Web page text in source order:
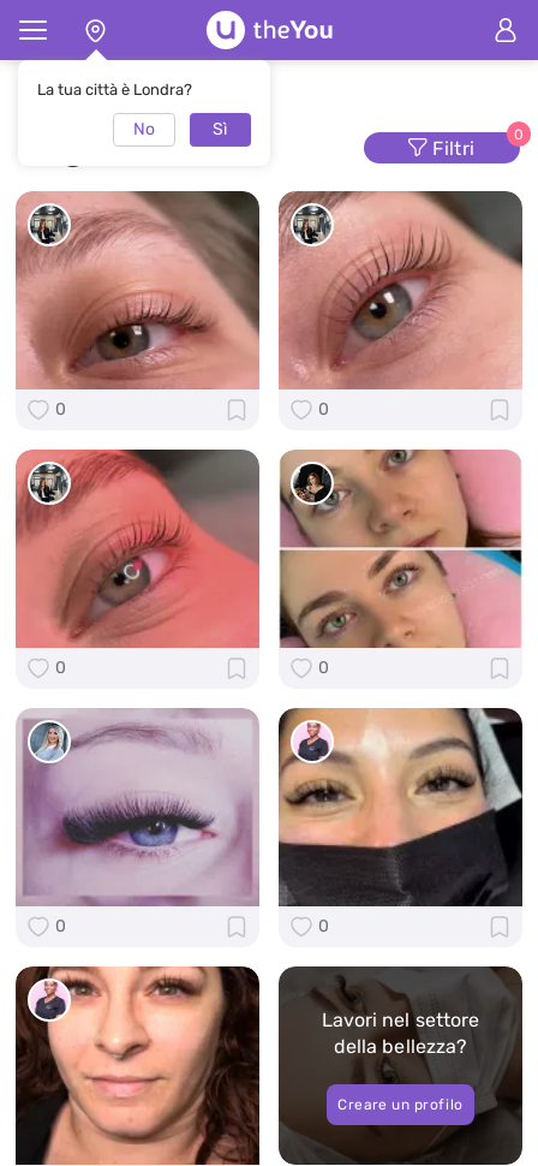
La tua città è Londra?
No Sì
Pagina principale Ciglia
Ciglia Filtri
0
0 0
0 0
0 0
Lavori nel settore
della bellezza?
Creare un profilo